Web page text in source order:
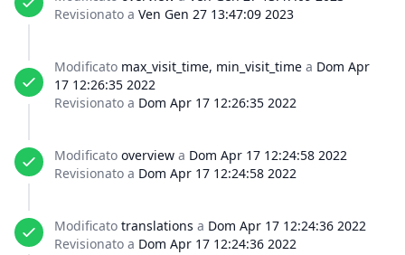
Revisionato a Ven Gen 27 13:47:09 2023
Modificato max_visit_time, min_visit_time a Dom Apr
17 12:26:35 2022
Revisionato a Dom Apr 17 12:26:35 2022
Modificato overview a Dom Apr 17 12:24:58 2022
Revisionato a Dom Apr 17 12:24:58 2022
Modificato translations a Dom Apr 17 12:24:36 2022
Revisionato a Dom Apr 17 12:24:36 2022